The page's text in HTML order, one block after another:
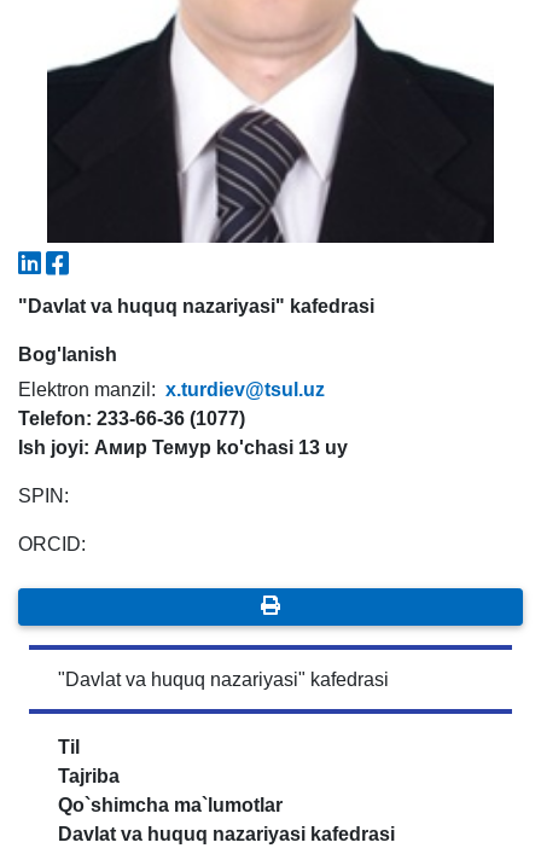
"Davlat va huquq nazariyasi" kafedrasi
Bog'lanish
Elektron manzil: x.turdiev@tsul.uz
Telefon: 233-66-36 (1077)
Ish joyi: Амир Темур ko'chasi 13 uy
SPIN:
ORCID:
"Davlat va huquq nazariyasi" kafedrasi
Til
Tajriba
Qo`shimcha ma`lumotlar
Davlat va huquq nazariyasi kafedrasi